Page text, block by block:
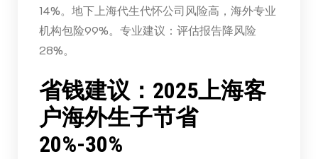
14%。地下上海代生代怀公司风险高，海外专业
机构包险99%。专业建议：评估报告降风险
28%。
省钱建议：2025上海客
户海外生子节省
20%-30%